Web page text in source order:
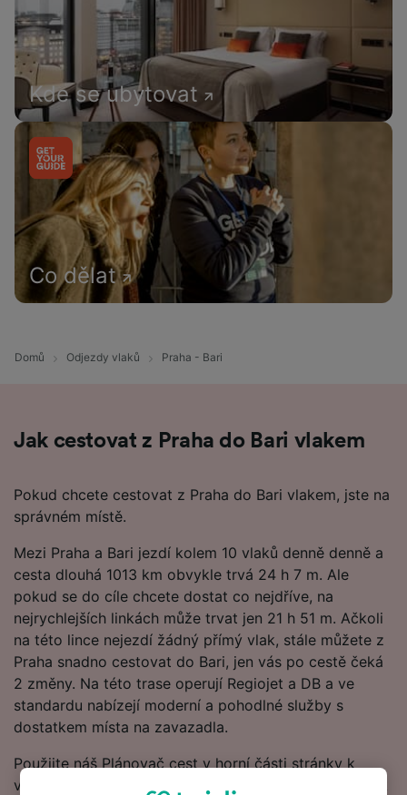
Kde se ubytovat
Co dělat
Domů Odjezdy vlaků Praha - Bari
Jak cestovat z Praha do Bari vlakem
Pokud chcete cestovat z Praha do Bari vlakem, jste na
správném místě.
Mezi Praha a Bari jezdí kolem 10 vlaků denně denně a
cesta dlouhá 1013 km obvykle trvá 24 h 7 m. Ale
pokud se do cíle chcete dostat co nejdříve, na
nejrychlejších linkách může trvat jen 21 h 51 m. Ačkoli
na této lince nejezdí žádný přímý vlak, stále můžete z
Praha snadno cestovat do Bari, jen vás po cestě čeká
2 změny. Na této trase operují Regiojet a DB a ve
standardu nabízejí moderní a pohodlné služby s
dostatkem místa na zavazadla.
Použijte náš Plánovač cest v horní části stránky k
vyhledání levných jízdenek s – my vám ukážeme, kolik